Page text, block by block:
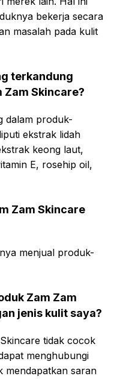
bekerja secara
masalah pada kulit
terkandung
Skincare?
dalam produk-
ekstrak lidah
keong laut,
E, rosehip oil,
Zam Skincare
menjual produk-
Zam Zam
jenis kulit saya?
tidak cocok
menghubungi
mendapatkan saran